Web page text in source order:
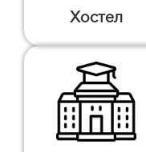
Хостел